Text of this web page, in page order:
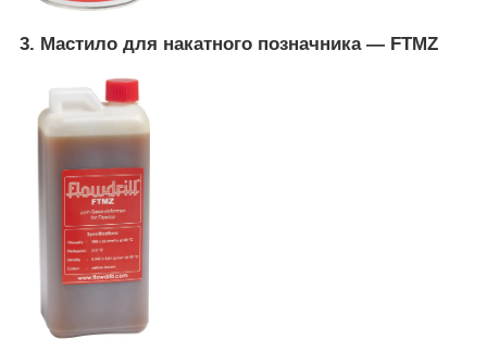
3. Мастило для накатного позначника — FTMZ